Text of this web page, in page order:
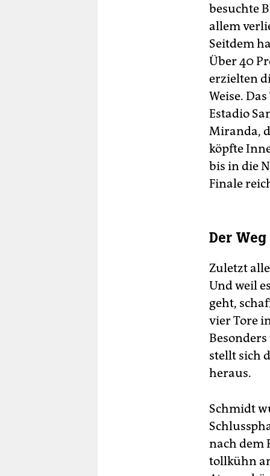
besuchte
allem
Seitdem
Über 40
erzielten
Weise.
Estadio
Miranda,
köpfte
bis in die
Finale
Der
Zuletzt
Und weil
geht,
vier Tore
stellt sich
heraus.
Schmidt
nach dem
tollkühn